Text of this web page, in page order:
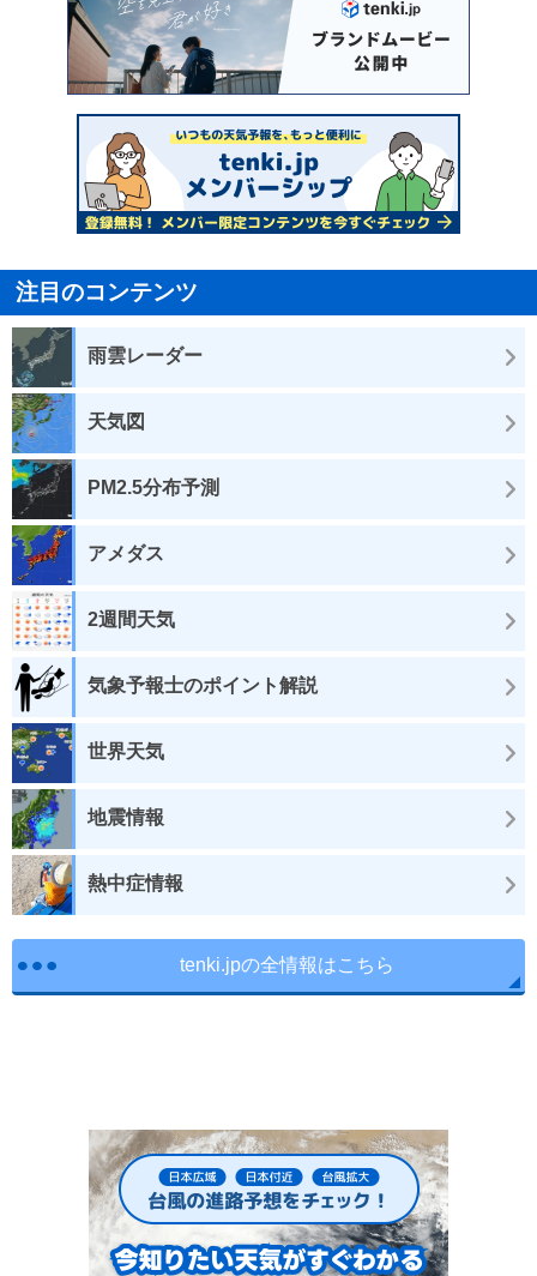
注目のコンテンツ
雨雲レーダー
天気図
PM2.5分布予測
アメダス
2週間天気
気象予報士のポイント解説
世界天気
地震情報
熱中症情報
tenki.jpの全情報はこちら